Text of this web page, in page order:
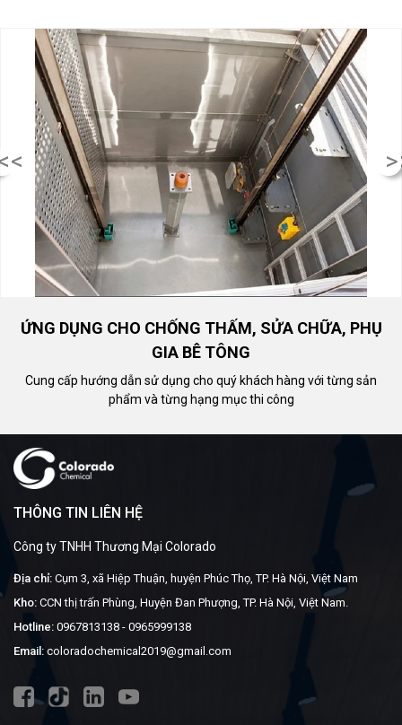
ỨNG DỤNG CHO CHỐNG THẤM, SỬA CHỮA, PHỤ
GIA BÊ TÔNG
Cung cấp hướng dẫn sử dụng cho quý khách hàng với từng sản
phẩm và từng hạng mục thi công
THÔNG TIN LIÊN HỆ
Công ty TNHH Thương Mại Colorado
Địa chỉ: Cụm 3, xã Hiệp Thuận, huyện Phúc Thọ, TP. Hà Nội, Việt Nam
Kho: CCN thị trấn Phùng, Huyện Đan Phượng, TP. Hà Nội, Việt Nam.
Hotline: 0967813138 - 0965999138
Email: coloradochemical2019@gmail.com